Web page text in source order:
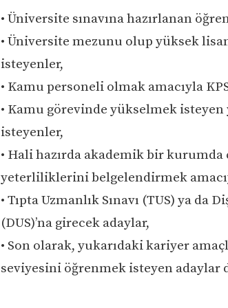
• Üniversite sınavına hazırlanan
• Üniversite mezunu olup yüksek
isteyenler,
• Kamu personeli olmak amacıyla
• Kamu görevinde yükselmek
isteyenler,
• Hali hazırda akademik bir
yeterliliklerini belgelendirmek
• Tıpta Uzmanlık Sınavı (TUS) ya da
(DUS)’na girecek adaylar,
• Son olarak, yukarıdaki kariyer
seviyesini öğrenmek isteyen adaylar